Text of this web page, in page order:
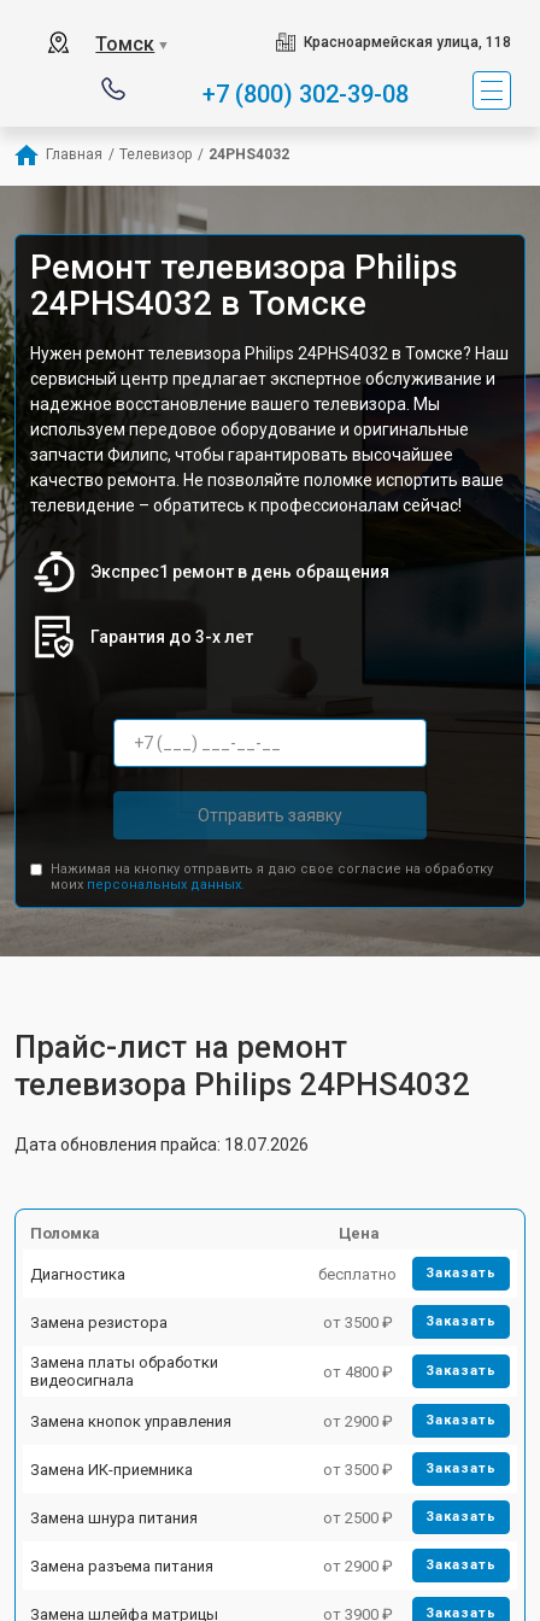
Томск ▼ Красноармейская улица, 118
+7 (800) 302-39-08
Главная / Телевизор / 24PHS4032
Ремонт телевизора Philips
24PHS4032 в Томске
Нужен ремонт телевизора Philips 24PHS4032 в Томске? Наш
сервисный центр предлагает экспертное обслуживание и
надежное восстановление вашего телевизора. Мы
используем передовое оборудование и оригинальные
запчасти Филипс, чтобы гарантировать высочайшее
качество ремонта. Не позволяйте поломке испортить ваше
телевидение – обратитесь к профессионалам сейчас!
Экспрес1 ремонт в день обращения
Гарантия до 3-х лет
Отправить заявку
Нажимая на кнопку отправить я даю свое согласие на обработку
моих персональных данных.
Прайс-лист на ремонт
телевизора Philips 24PHS4032
Дата обновления прайса: 18.07.2026
Поломка Цена
Диагностика бесплатно Заказать
Замена резистора от 3500 ₽ Заказать
Замена платы обработки
видеосигнала
от 4800 ₽ Заказать
Замена кнопок управления от 2900 ₽ Заказать
Замена ИК-приемника от 3500 ₽ Заказать
Замена шнура питания от 2500 ₽ Заказать
Замена разъема питания от 2900 ₽ Заказать
Замена шлейфа матрицы от 3900 ₽ Заказать